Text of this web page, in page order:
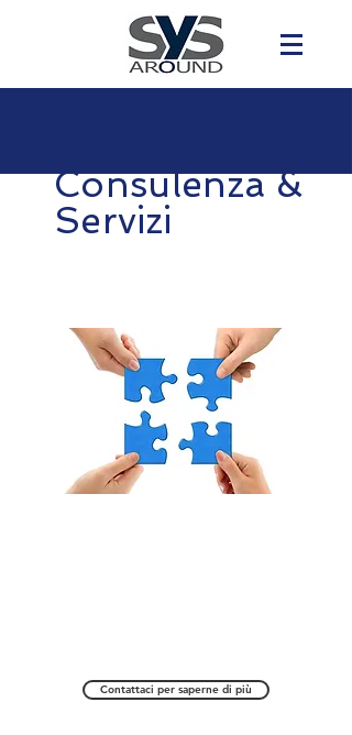
Consulenza &
Servizi
Contattaci per saperne di più